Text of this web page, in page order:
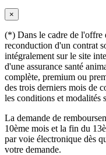
×
(*) Dans le cadre de l'offre
reconduction d'un contrat
intégralement sur le site
d'une assurance santé
complète, premium ou
des trois derniers mois de
les conditions et modalités
La demande de
10ème mois et la fin du
par voie électronique dès
votre demande.